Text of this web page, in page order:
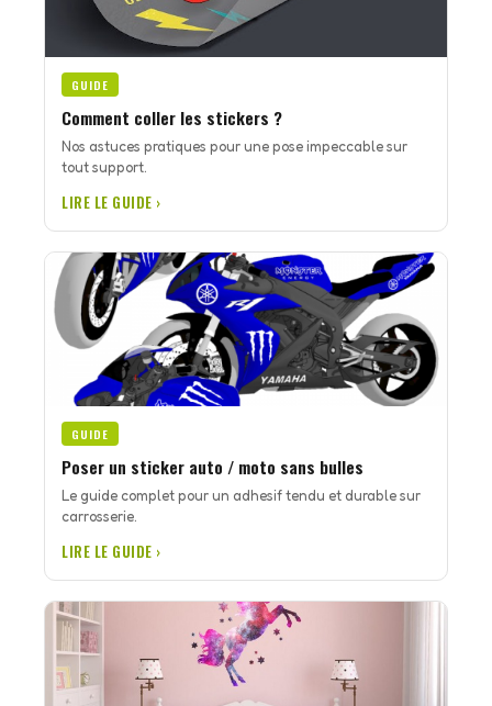
GUIDE
Comment coller les stickers ?
Nos astuces pratiques pour une pose impeccable sur
tout support.
LIRE LE GUIDE ›
GUIDE
Poser un sticker auto / moto sans bulles
Le guide complet pour un adhesif tendu et durable sur
carrosserie.
LIRE LE GUIDE ›